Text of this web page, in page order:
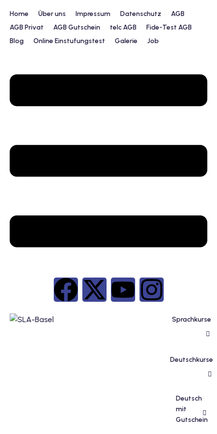
Home Über uns Impressum Datenschutz
AGB
AGB Privat
AGB Gutschein telc AGB
Fide-Test AGB
Blog
Online Einstufungstest Galerie Job
Sprachkurse
Deutschkurse
Deutsch
mit
Gutschein
Englisch
Französisch